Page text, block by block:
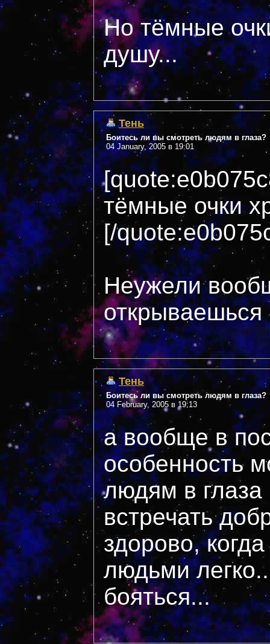
Но тёмные
душу...
Тень
Боитесь ли вы смотреть людям в глаза?
04 January, 2005 в 19:01
тёмные очки
[/
Неужели
Тень
Боитесь ли вы смотреть людям в глаза?
04 February, 2005 в 19:13
а вообще в
особенность
людям в глаза
встречать
здорово,
людьми
бояться...